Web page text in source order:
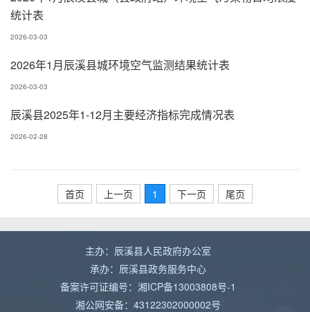
统计表
2026-03-03
2026年1月辰溪县城环境空气监测结果统计表
2026-03-03
辰溪县2025年1-12月主要经济指标完成情况表
2026-02-28
首页 上一页 1 下一页 尾页
主办：辰溪县人民政府办公室
承办：辰溪县政务服务中心
备案许可证编号：湘ICP备13003808号-1
湘公网安备：43122302000002号